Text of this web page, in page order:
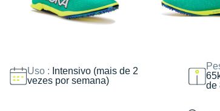
Uso : Intensivo (mais de 2
vezes por semana)
de